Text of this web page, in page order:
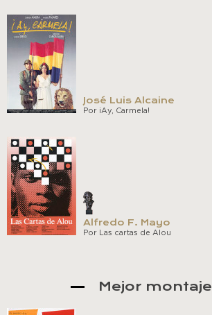
José Luis Alcaine
Por ¡Ay, Carmela!
Alfredo F. Mayo
Por Las cartas de Alou
Mejor montaje